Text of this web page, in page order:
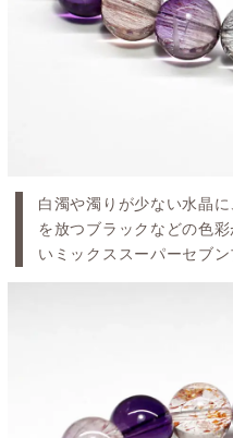
白濁や濁りが少ない水晶
を放つブラックなどの色
いミックススーパーセブン